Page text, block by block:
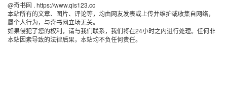
@奇书网 . https://www.qis123.cc
本站所有的文章、图片、评论等，均由网友发表或上传并维护或收集自网络，
属个人行为，与奇书网立场无关。
如果侵犯了您的权利，请与我们联系，我们将在24小时之内进行处理。任何非
本站因素导致的法律后果，本站均不负任何责任。